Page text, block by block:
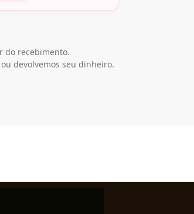
do recebimento.
devolvemos seu dinheiro.